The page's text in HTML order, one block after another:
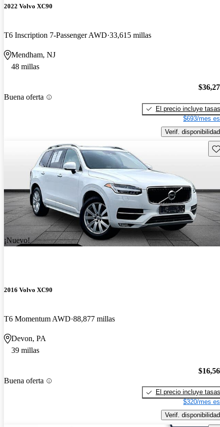
2022 Volvo XC90
T6 Inscription 7-Passenger AWD 33,615 millas
Mendham, NJ
48 millas
Buena oferta
El precio incluye tasas
$693/mes
Verif. disponibilidad
¡Nuevo!
2016 Volvo XC90
T6 Momentum AWD 88,877 millas
Devon, PA
39 millas
Buena oferta
El precio incluye tasas
$320/mes
Verif. disponibilidad